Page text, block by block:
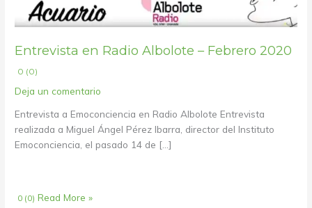
Entrevista en Radio Albolote – Febrero 2020
0 (0)
Deja un comentario
Entrevista a Emoconciencia en Radio Albolote Entrevista
realizada a Miguel Ángel Pérez Ibarra, director del Instituto
Emoconciencia, el pasado 14 de […]
0 (0) Read More »